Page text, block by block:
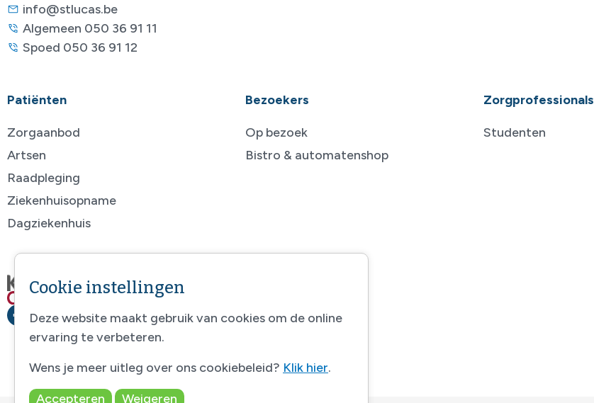
info@stlucas.be
Algemeen 050 36 91 11
Spoed 050 36 91 12
Patiënten
Zorgaanbod
Artsen
Raadpleging
Ziekenhuisopname
Dagziekenhuis
Bezoekers
Op bezoek
Bistro & automatenshop
Zorgprofessionals
Studenten
Cookie instellingen
Deze website maakt gebruik van cookies om de online
ervaring te verbeteren.
Wens je meer uitleg over ons cookiebeleid? Klik hier.
Accepteren
Weigeren